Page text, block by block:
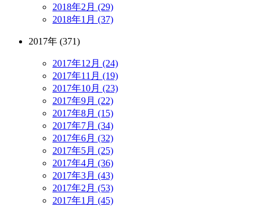
2018年2月 (29)
2018年1月 (37)
2017年 (371)
2017年12月 (24)
2017年11月 (19)
2017年10月 (23)
2017年9月 (22)
2017年8月 (15)
2017年7月 (34)
2017年6月 (32)
2017年5月 (25)
2017年4月 (36)
2017年3月 (43)
2017年2月 (53)
2017年1月 (45)